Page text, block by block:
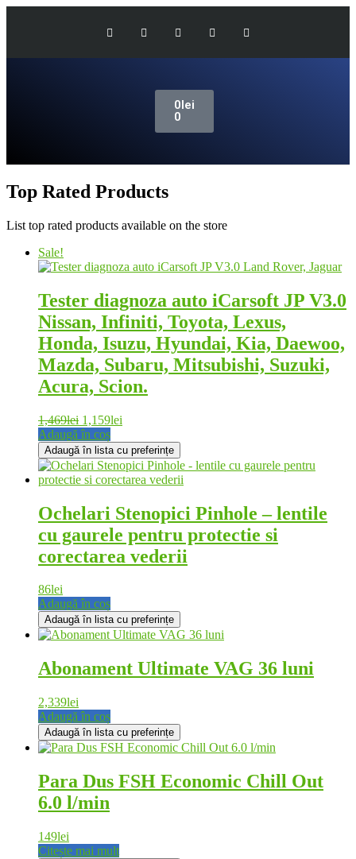
0lei
0
Top Rated Products
List top rated products available on the store
Sale!
Tester diagnoza auto iCarsoft JP V3.0
Nissan, Infiniti, Toyota, Lexus,
Honda, Isuzu, Hyundai, Kia, Daewoo,
Mazda, Subaru, Mitsubishi, Suzuki,
Acura, Scion.
1,469lei 1,159lei
Adaugă în coș
Adaugă în lista cu preferințe
Ochelari Stenopici Pinhole – lentile
cu gaurele pentru protectie si
corectarea vederii
86lei
Adaugă în coș
Adaugă în lista cu preferințe
Abonament Ultimate VAG 36 luni
2,339lei
Adaugă în coș
Adaugă în lista cu preferințe
Para Dus FSH Economic Chill Out
6.0 l/min
149lei
Citește mai mult